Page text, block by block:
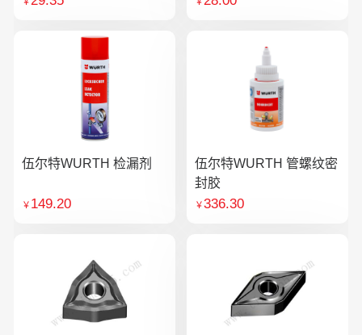
伍尔特WURTH 检漏剂
￥ 149.20
伍尔特WURTH 管螺纹密
封胶
￥336.30